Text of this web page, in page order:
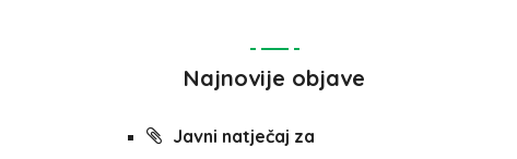
Najnovije objave
Javni natječaj za